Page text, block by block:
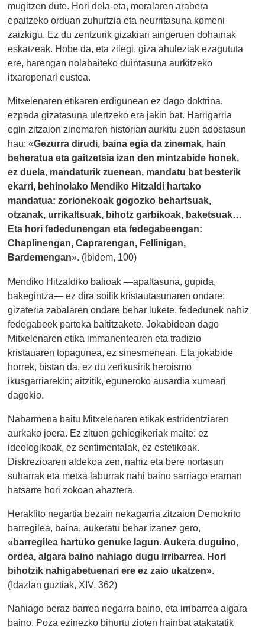
mugitzen dute. Hori dela-eta, moralaren arabera
epaitzeko orduan zuhurtzia eta neurritasuna komeni
zaizkigu. Ez du zentzurik gizakiari aingeruen dohainak
eskatzeak. Hobe da, eta zilegi, giza ahuleziak ezagututa
ere, harengan nolabaiteko duintasuna aurkitzeko
itxaropenari eustea.
Mitxelenaren etikaren erdigunean ez dago doktrina,
ezpada gizatasuna ulertzeko era jakin bat. Harrigarria
egin zitzaion zinemaren historian aurkitu zuen adostasun
hau: «Gezurra dirudi, baina egia da zinemak, hain
beheratua eta gaitzetsia izan den mintzabide honek,
ez duela, mandaturik zuenean, mandatu bat besterik
ekarri, behinolako Mendiko Hitzaldi hartako
mandatua: zorionekoak gogozko behartsuak,
otzanak, urrikaltsuak, bihotz garbikoak, baketsuak…
Eta hori fededunengan eta fedegabeengan:
Chaplinengan, Caprarengan, Fellinigan,
Bardemengan». (Ibidem, 100)
Mendiko Hitzaldiko balioak —apaltasuna, gupida,
bakegintza— ez dira soilik kristautasunaren ondare;
gizateria zabalaren ondare behar lukete, fededunek nahiz
fedegabeek parteka baititzakete. Jokabidean dago
Mitxelenaren etika immanentearen eta tradizio
kristauaren topagunea, ez sinesmenean. Eta jokabide
horrek, bistan da, ez du zerikusirik heroismo
ikusgarriarekin; aitzitik, eguneroko ausardia xumeari
dagokio.
Nabarmena baitu Mitxelenaren etikak estridentziaren
aurkako joera. Ez zituen gehiegikeriak maite: ez
ideologikoak, ez sentimentalak, ez estetikoak.
Diskrezioaren aldekoa zen, nahiz eta bere nortasun
suharrak eta metxa laburrak nahi baino sarriago eraman
hatsarre hori zokoan ahaztera.
Heraklito negartia bezain nekagarria zitzaion Demokrito
barregilea, baina, aukeratu behar izanez gero,
«barregilea hartuko genuke lagun. Aukera duguino,
ordea, algara baino nahiago dugu irribarrea. Hori
bihotzik nahigabetuenari ere ez zaio ukatzen».
(Idazlan guztiak, XIV, 362)
Nahiago beraz barrea negarra baino, eta irribarrea algara
baino. Poza ezinezko bihurtu zioten hainbat atakatatik